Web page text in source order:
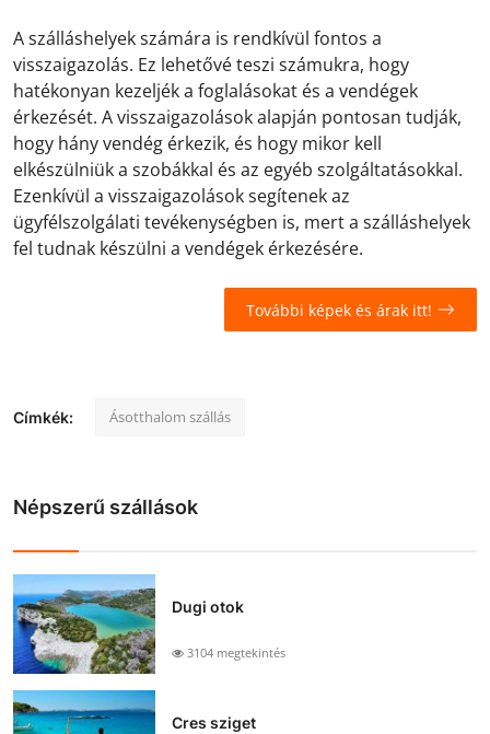
A szálláshelyek számára is rendkívül fontos a
visszaigazolás. Ez lehetővé teszi számukra, hogy
hatékonyan kezeljék a foglalásokat és a vendégek
érkezését. A visszaigazolások alapján pontosan tudják,
hogy hány vendég érkezik, és hogy mikor kell
elkészülniük a szobákkal és az egyéb szolgáltatásokkal.
Ezenkívül a visszaigazolások segítenek az
ügyfélszolgálati tevékenységben is, mert a szálláshelyek
fel tudnak készülni a vendégek érkezésére.
További képek és árak itt!
Címkék: Ásotthalom szállás
Népszerű szállások
Dugi otok
3104 megtekintés
Cres sziget